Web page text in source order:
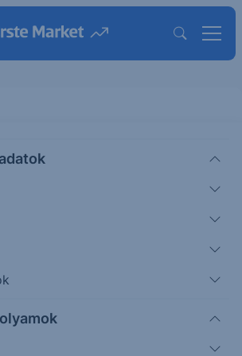
az éves fejlesztői
hogy piacra dobja a